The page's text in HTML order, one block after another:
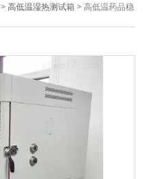
>高低温湿热测试箱 > 高低温药品稳